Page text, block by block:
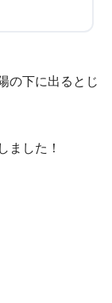
の下に出るとじ
ました！